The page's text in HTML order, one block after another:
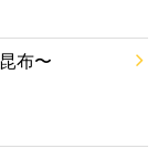
布〜